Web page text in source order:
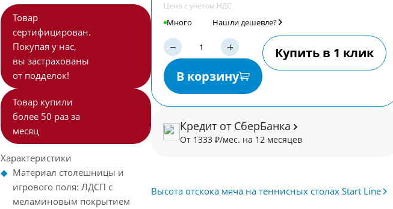
Товар
сертифицирован.
Покупая у нас,
вы застрахованы
от подделок!
Товар купили
более 50 раз за
месяц
Характеристики
Материал столешницы и
игрового поля: ЛДСП с
меламиновым покрытием
Цена с учетом НДС
Много Нашли дешевле?
В корзину
Купить в 1 клик
Кредит от СберБанка
От 1333 ₽/мес. на 12 месяцев
Высота отскока мяча на теннисных столах Start Line